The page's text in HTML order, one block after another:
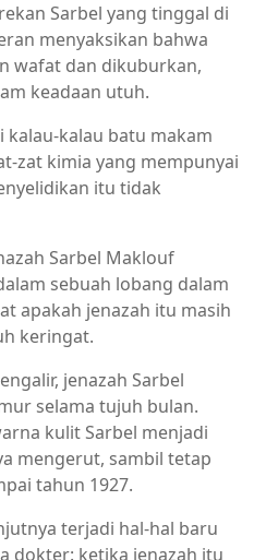
Sarbel yang tinggal di
menyaksikan bahwa
wafat dan dikuburkan,
keadaan utuh.
kalau batu makam
zat kimia yang mempunyai
itu tidak
Sarbel Maklouf
sebuah lobang dalam
apakah jenazah itu masih
keringat.
jenazah Sarbel
selama tujuh bulan.
kulit Sarbel menjadi
mengerut, sambil tetap
tahun 1927.
terjadi hal-hal baru
dokter: ketika jenazah itu